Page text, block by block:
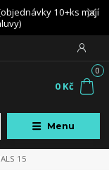
10+ks mají
Menu
0
0 Kč
15